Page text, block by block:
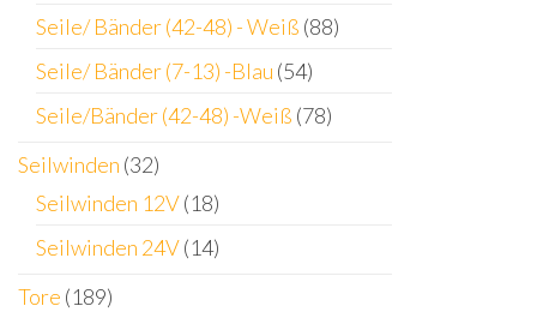
Seile/ Bänder (42-48) - Weiß (88)
Seile/ Bänder (7-13) -Blau (54)
Seile/Bänder (42-48) -Weiß (78)
Seilwinden (32)
Seilwinden 12V(18)
Seilwinden 24V(14)
Tore (189)